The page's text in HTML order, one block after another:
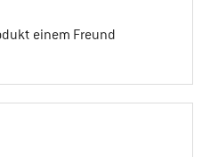
einem Freund